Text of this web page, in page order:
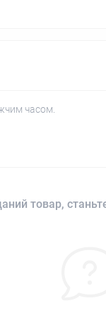
часом.
товар,